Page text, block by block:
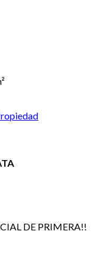
DE PRIMERA!!